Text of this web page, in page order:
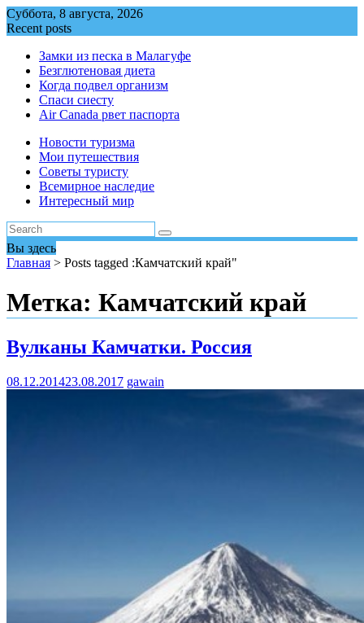
Перейти
к
Суббота, 8 августа, 2026
Recent posts
Замки из песка в Малагуфе
Безглютеновая диета
Когда подвел организм
Спаси сиесту
Air Canada рвет паспорта
Новости туризма
Мои путешествия
Советы туристу
Всемирное наследие
Интересный мир
Вы здесь
Главная > Posts tagged :Камчатский край"
Метка: Камчатский край
Вулканы Камчатки. Россия
08.12.201423.08.2017 gawain